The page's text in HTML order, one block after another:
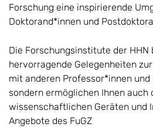
Forschung eine inspirierende
Doktorand*innen und
Die Forschungsinstitute der
hervorragende Gelegenheiten
mit anderen Professor*innen
sondern ermöglichen Ihnen auch
wissenschaftlichen Geräten und
Angebote des FuGZ